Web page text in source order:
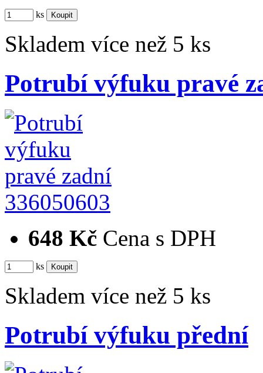
ks
Skladem více než 5 ks
Potrubí výfuku pravé
336050603
648 Kč Cena s DPH
ks
Skladem více než 5 ks
Potrubí výfuku přední